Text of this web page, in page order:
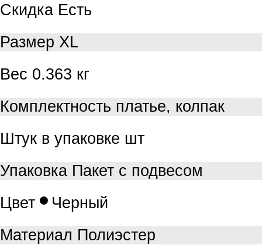
Скидка Есть
Размер XL
Вес 0.363 кг
Комплектность платье, колпак
Штук в упаковке шт
Упаковка Пакет с подвесом
Цвет
Черный
Материал Полиэстер